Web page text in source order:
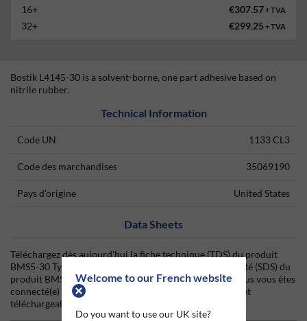
Welcome to our French website
Do you want to use our UK site?
16+ €307.57+ TVA
32+ €299.25 + TVA
Bostik L4145-30 is a solvent-borne, one part adhesive based on
nitrile rubber.
Technical Information
Code UN 1133 CL3
Code des marchandises 35069190
Pays d'origine United States
Data Sheets
Téléchargez dès aujourd'hui la fiche technique (TDS) du produit
BMS5-30 Type III ainsi que la fiche de données de sécurité (SDS) du
produit BMS5-30 Type III depuis Silmid. Une fois que vous vous êtes
connecté(e) ou inscrit(e), la fiche technique sera visible et
téléchargeable.